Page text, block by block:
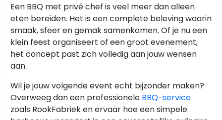
Een BBQ met privé chef is veel meer dan alleen
eten bereiden. Het is een complete beleving waarin
smaak, sfeer en gemak samenkomen. Of je nu een
klein feest organiseert of een groot evenement,
het concept past zich volledig aan jouw wensen
aan.
Wil je jouw volgende event echt bijzonder maken?
Overweeg dan een professionele BBQ-service
zoals RookFabriek en ervaar hoe een simpele